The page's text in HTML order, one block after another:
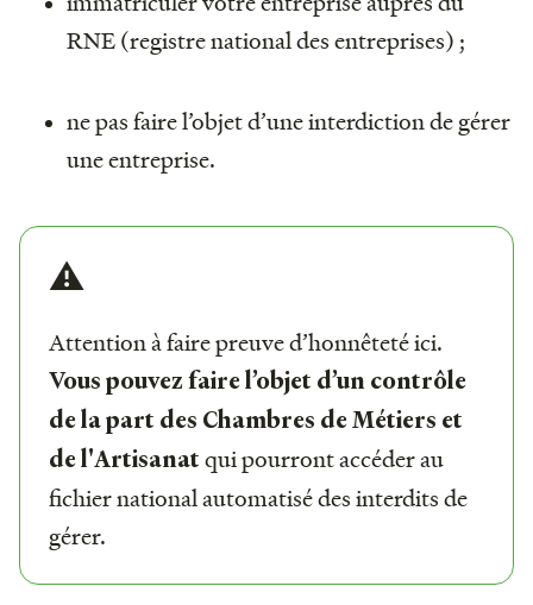
RNE (registre national des entreprises) ;
ne pas faire l’objet d’une interdiction de gérer
une entreprise.
⚠️
Attention à faire preuve d’honnêteté ici.
Vous pouvez faire l’objet d’un contrôle
de la part des Chambres de Métiers et
de l'Artisanat qui pourront accéder au
fichier national automatisé des interdits de
gérer.